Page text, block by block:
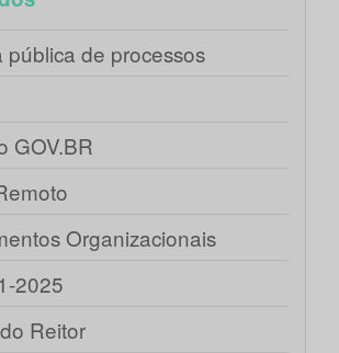
pública de processos
GOV.BR
Organizacionais
2025
Reitor